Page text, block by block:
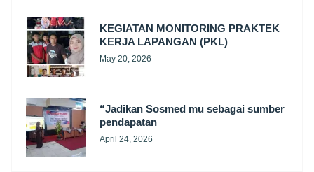
KEGIATAN MONITORING PRAKTEK
KERJA LAPANGAN (PKL)
May 20, 2026
“Jadikan Sosmed mu sebagai sumber
pendapatan
April 24, 2026